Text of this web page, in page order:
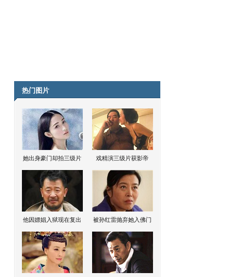
热门图片
她出身豪门却拍三级片 戏精演三级片获影帝
他因嫖娼入狱现在复出 被孙红雷抛弃她入佛门